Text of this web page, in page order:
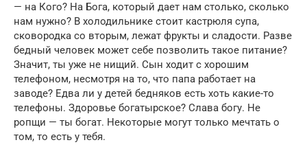
— на Кого? На Бога, который дает нам столько, сколько
нам нужно? В холодильнике стоит кастрюля супа,
сковородка со вторым, лежат фрукты и сладости. Разве
бедный человек может себе позволить такое питание?
Значит, ты уже не нищий. Сын ходит с хорошим
телефоном, несмотря на то, что папа работает на
заводе? Едва ли у детей бедняков есть хоть какие-то
телефоны. Здоровье богатырское? Слава богу. Не
ропщи — ты богат. Некоторые могут только мечтать о
том, то есть у тебя.